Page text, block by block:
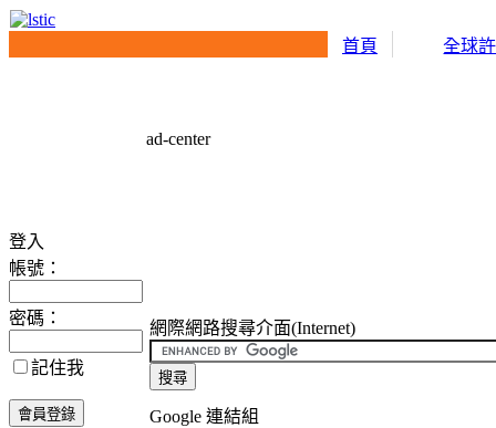
首頁 全球
登入
帳號：
密碼：
記住我
ad-center
網際網路搜尋介面(Internet)
Google 連結組